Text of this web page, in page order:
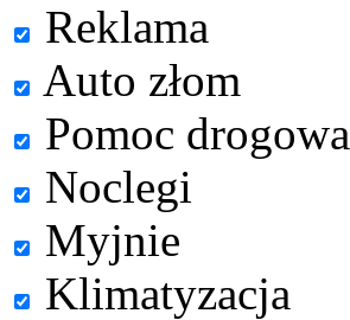
Reklama
Auto złom
Pomoc drogowa
Noclegi
Myjnie
Klimatyzacja